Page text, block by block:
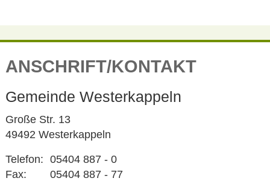
ANSCHRIFT/KONTAKT
Gemeinde Westerkappeln
Große Str. 13
49492 Westerkappeln
Telefon: 05404 887 - 0
Fax:
05404 887 - 77